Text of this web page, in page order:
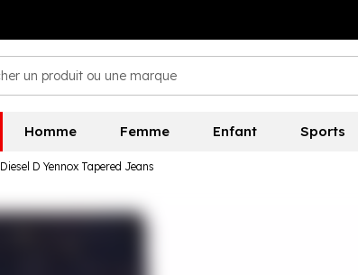
Homme Femme Enfant Sports
Diesel D Yennox Tapered Jeans